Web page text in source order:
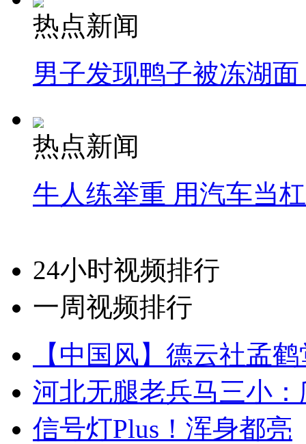
热点新闻
男子发现鸭子被冻湖
热点新闻
牛人练举重 用汽车当
24小时视频排行
一周视频排行
【中国风】德云社孟
河北无腿老兵马三小
信号灯Plus！浑身都亮